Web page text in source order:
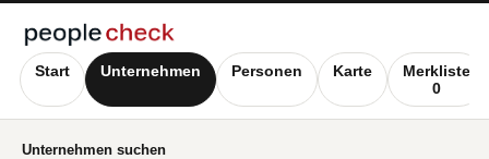
Start Unternehmen Personen Karte
Merkliste
0
Unternehmen suchen